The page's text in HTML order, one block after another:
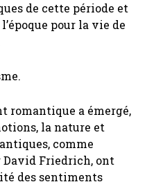
de cette période et
pour la vie de
romantique a émergé,
la nature et
comme
David Friedrich, ont
des sentiments